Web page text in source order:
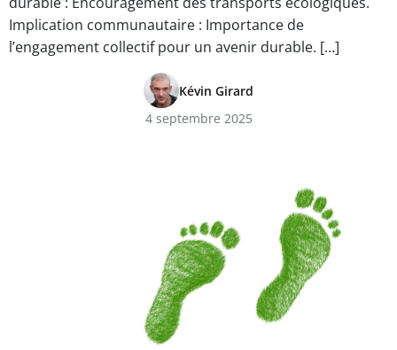
Implication communautaire : Importance de
l’engagement collectif pour un avenir durable. […]
Kévin Girard
4 septembre 2025